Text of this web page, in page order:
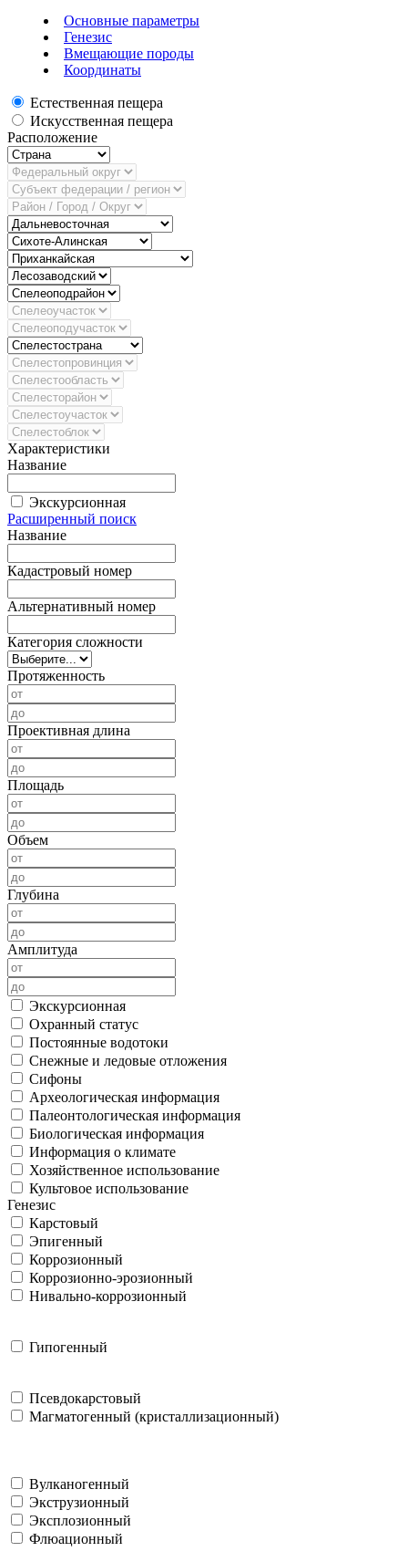
Основные параметры
Генезис
Вмещающие породы
Координаты
Естественная пещера
Искусственная пещера
Расположение
Характеристики
Название
Экскурсионная
Расширенный поиск
Название
Кадастровый номер
Альтернативный номер
Категория сложности
Протяженность
Проективная длина
Площадь
Объем
Глубина
Амплитуда
Экскурсионная
Охранный статус
Постоянные водотоки
Снежные и ледовые отложения
Сифоны
Археологическая информация
Палеонтологическая информация
Биологическая информация
Информация о климате
Хозяйственное использование
Культовое использование
Генезис
Карстовый
Эпигенный
Коррозионный
Коррозионно-эрозионный
Нивально-коррозионный
Гипогенный
Псевдокарстовый
Магматогенный (кристаллизационный)
Вулканогенный
Экструзионный
Эксплозионный
Флюационный